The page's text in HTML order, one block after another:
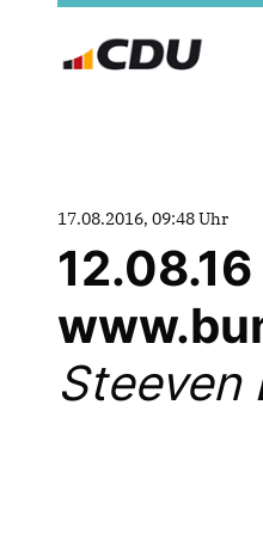
17.08.2016, 09:48 Uhr
Steeven